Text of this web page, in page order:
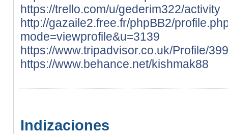
https://trello.com/u/gederim322/activity
http://gazaile2.free.fr/phpBB2/
mode=viewprofile&u=3139
https://www.tripadvisor.co.uk/Profile/
https://www.behance.net/kishmak88
Indizaciones